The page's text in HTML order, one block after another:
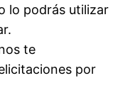
lo podrás utilizar
te
por